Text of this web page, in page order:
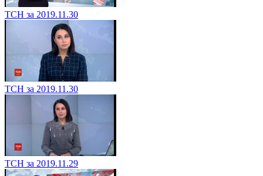
ТСН за 2019.11.30
ТСН за 2019.11.30
ТСН за 2019.11.29